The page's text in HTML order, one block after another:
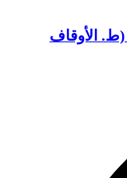
(ط. الأوقاف